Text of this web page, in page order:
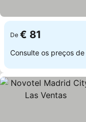
De € 81
Consulte os preços de